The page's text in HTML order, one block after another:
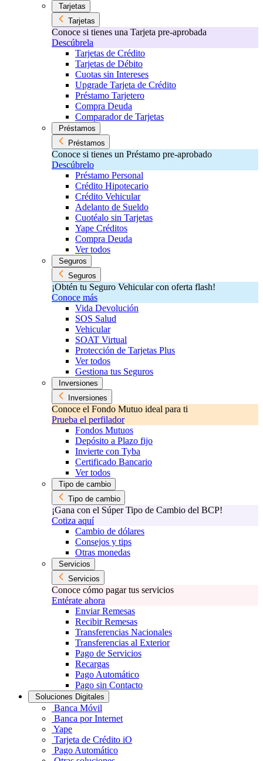
Tarjetas
Tarjetas
Conoce si tienes una Tarjeta pre-aprobada
Descúbrela
Tarjetas de Crédito
Tarjetas de Débito
Cuotas sin Intereses
Upgrade Tarjeta de Crédito
Préstamo Tarjetero
Compra Deuda
Comparador de Tarjetas
Préstamos
Préstamos
Conoce si tienes un Préstamo pre-aprobado
Descúbrelo
Préstamo Personal
Crédito Hipotecario
Crédito Vehicular
Adelanto de Sueldo
Cuotéalo sin Tarjetas
Yape Créditos
Compra Deuda
Ver todos
Seguros
Seguros
¡Obtén tu Seguro Vehicular con oferta flash!
Conoce más
Vida Devolución
SOS Salud
Vehicular
SOAT Virtual
Protección de Tarjetas Plus
Ver todos
Gestiona tus Seguros
Inversiones
Inversiones
Conoce el Fondo Mutuo ideal para ti
Prueba el perfilador
Fondos Mutuos
Depósito a Plazo fijo
Invierte con Tyba
Certificado Bancario
Ver todos
Tipo de cambio
Tipo de cambio
¡Gana con el Súper Tipo de Cambio del BCP!
Cotiza aquí
Cambio de dólares
Consejos y tips
Otras monedas
Servicios
Servicios
Conoce cómo pagar tus servicios
Entérate ahora
Enviar Remesas
Recibir Remesas
Transferencias Nacionales
Transferencias al Exterior
Pago de Servicios
Recargas
Pago Automático
Pago sin Contacto
Soluciones Digitales
Banca Móvil
Banca por Internet
Yape
Tarjeta de Crédito iO
Pago Automático